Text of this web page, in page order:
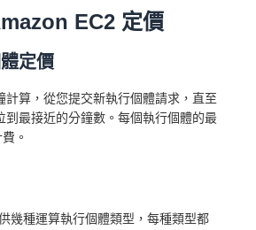
EC2 定價
定價
計算，從您提交新執行個體請求，直至
到最接近的分鐘數。每個執行個體的最
。
幾種運算執行個體類型，每種類型都